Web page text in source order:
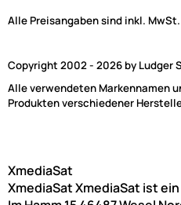
Alle Preisangaben sind inkl.
Copyright 2002 - 2026 by Ludger
Alle verwendeten Markennamen
Produkten verschiedener
XmediaSat
XmediaSatXmediaSat ist